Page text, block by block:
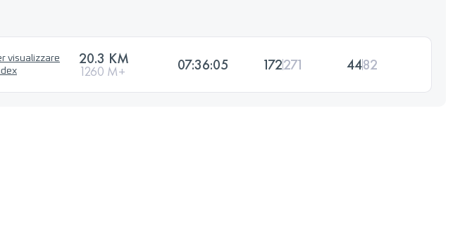
visualizzare
20.3 KM
1260 M+ 07:36:05 172271 4482